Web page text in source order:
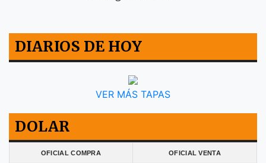
DIARIOS DE HOY
VER MÁS TAPAS
DOLAR
OFICIAL COMPRA OFICIAL VENTA